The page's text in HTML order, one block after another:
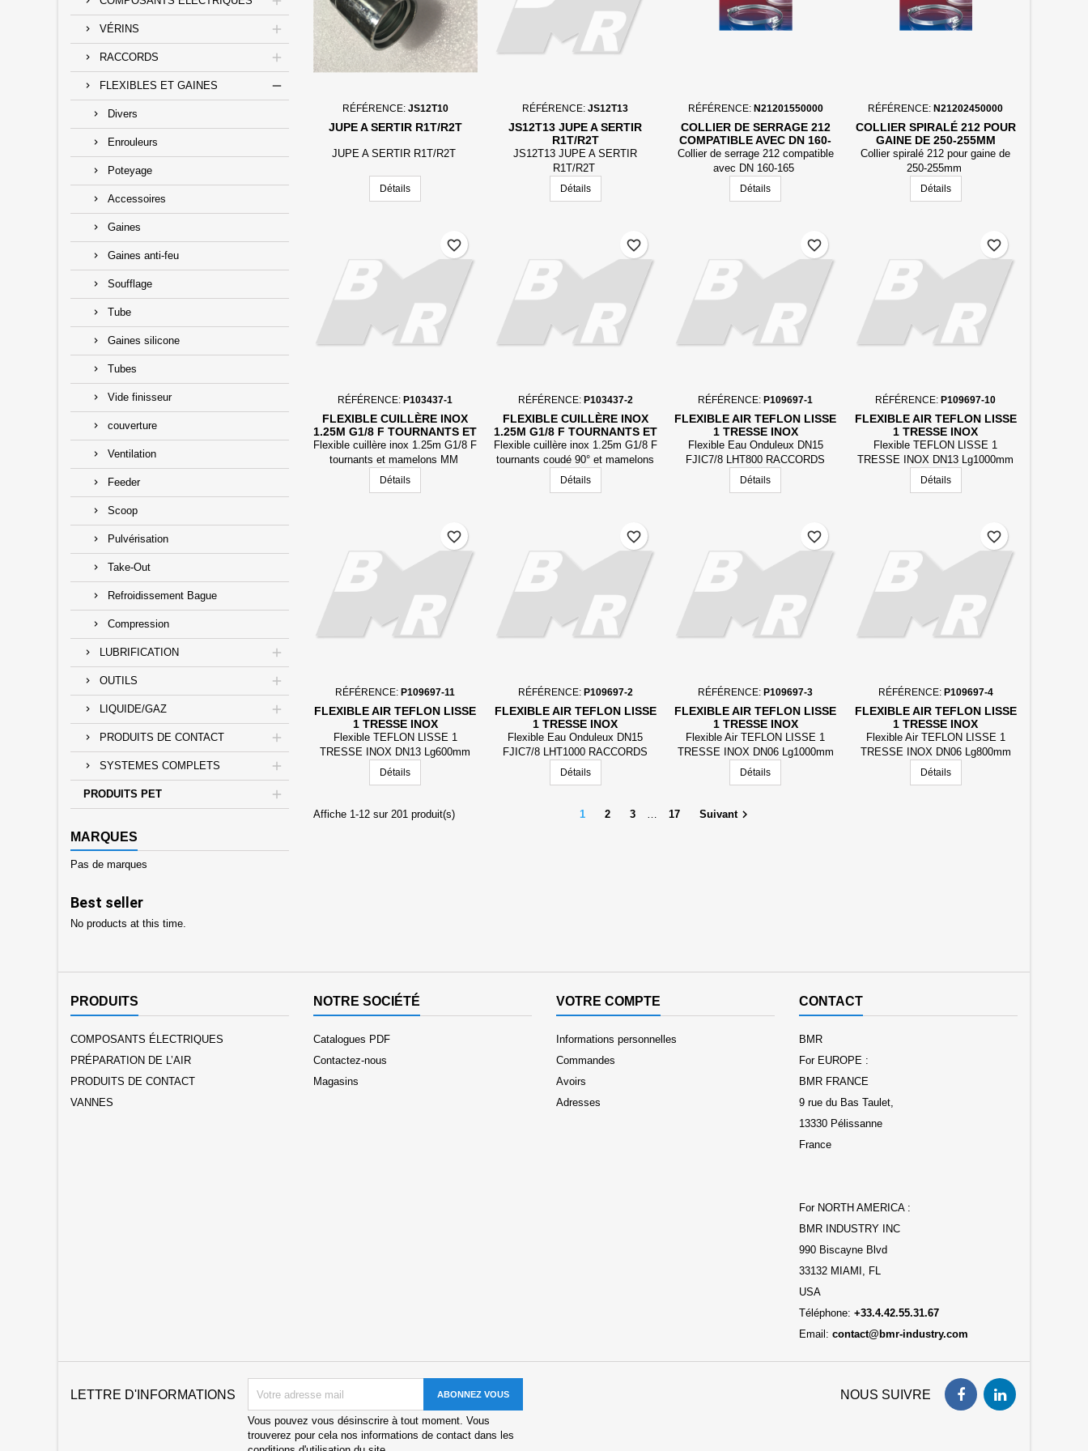
VÉRINS
RACCORDS
FLEXIBLES ET GAINES
Divers
Enrouleurs
Poteyage
Accessoires
Gaines
Gaines anti-feu
Soufflage
Tube
Gaines silicone
Tubes
Vide finisseur
couverture
Ventilation
Feeder
Scoop
Pulvérisation
Take-Out
Refroidissement Bague
Compression
LUBRIFICATION
OUTILS
LIQUIDE/GAZ
PRODUITS DE CONTACT
SYSTEMES COMPLETS
PRODUITS PET
MARQUES
Pas de marques
Best seller
No products at this time.
RÉFÉRENCE: JS12T10
JUPE A SERTIR R1T/R2T
JUPE A SERTIR R1T/R2T
Détails
RÉFÉRENCE:JS12T13
JS12T13 JUPE A SERTIR
R1T/R2T
JS12T13 JUPE A SERTIR
R1T/R2T
Détails
RÉFÉRENCE: N21201550000
COLLIER DE SERRAGE 212
COMPATIBLE AVEC DN 160-
165
Collier de serrage 212 compatible
avec DN 160-165
Détails
RÉFÉRENCE:N21202450000
COLLIER SPIRALÉ 212 POUR
GAINE DE 250-255MM
Collier spiralé 212 pour gaine de
250-255mm
Détails
RÉFÉRENCE: P103437-1
FLEXIBLE CUILLÈRE INOX
1.25M G1/8 F TOURNANTS ET
MAMELONS MM
Flexible cuillère inox 1.25m G1/8 F
tournants et mamelons MM
Détails
favorite_border
RÉFÉRENCE: P103437-2
FLEXIBLE CUILLÈRE INOX
1.25M G1/8 F TOURNANTS ET
MAMELONS MM
Flexible cuillère inox 1.25m G1/8 F
tournants coudé 90° et mamelons
MM
Détails
favorite_border
RÉFÉRENCE: P109697-1
FLEXIBLE AIR TEFLON LISSE
1 TRESSE INOX
Flexible Eau Onduleux DN15
FJIC7/8 LHT800 RACCORDS
ACIER
Détails
favorite_border
RÉFÉRENCE: P109697-10
FLEXIBLE AIR TEFLON LISSE
1 TRESSE INOX
Flexible TEFLON LISSE 1
TRESSE INOX DN13 Lg1000mm
RACCORDS EN ACIER FJ3/4
Détails
favorite_border
RÉFÉRENCE:P109697-11
FLEXIBLE AIR TEFLON LISSE
1 TRESSE INOX
Flexible TEFLON LISSE 1
TRESSE INOX DN13 Lg600mm
RACCORDS EN ACIER FJ3/4
Détails
favorite_border
RÉFÉRENCE: P109697-2
FLEXIBLE AIR TEFLON LISSE
1 TRESSE INOX
Flexible Eau Onduleux DN15
FJIC7/8 LHT1000 RACCORDS
ACIER
Détails
favorite_border
RÉFÉRENCE:P109697-3
FLEXIBLE AIR TEFLON LISSE
1 TRESSE INOX
Flexible Air TEFLON LISSE 1
TRESSE INOX DN06 Lg1000mm
RACCORDS EN ACIER FJ7/16 J
Détails
favorite_border
RÉFÉRENCE: P109697-4
FLEXIBLE AIR TEFLON LISSE
1 TRESSE INOX
Flexible Air TEFLON LISSE 1
TRESSE INOX DN06 Lg800mm
RACCORDS EN ACIER FJ7/16 J
Détails
favorite_border
Affiche 1-12 sur 201 produit(s) 1 2 3 17 Suivant
PRODUITS
COMPOSANTS ÉLECTRIQUES
PRÉPARATION DE L’AIR
PRODUITS DE CONTACT
VANNES
NOTRE SOCIÉTÉ
Catalogues PDF
Contactez-nous
Magasins
VOTRE COMPTE
Informations personnelles
Commandes
Avoirs
Adresses
CONTACT
BMR
For EUROPE :
BMR FRANCE
9 rue du Bas Taulet,
13330 Pélissanne
France
For NORTH AMERICA :
BMR INDUSTRY INC
990 Biscayne Blvd
33132 MIAMI, FL
USA
Téléphone: +33.4.42.55.31.67
Email: contact@bmr-industry.com
LETTRE D'INFORMATIONS
Vous pouvez vous désinscrire à tout moment. Vous
trouverez pour cela nos informations de contact dans les
NOUS SUIVRE